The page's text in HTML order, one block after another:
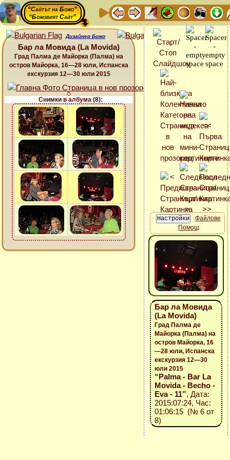
“Сайтът на Божо”
“Божовият Сайт”
Дизайнер Божо
Бар ла Мовида (La Movida)
Град Палма де Майорка (Палма) на
остров Майорка, 16—28 юли, Испанска
екскурзия 12—30 юли 2015
Снимки в албума (8):
Файлове
Помощ
Бар ла Мовида
(La Movida)
Град Палма де
Майорка (Палма) на
остров Майорка, 16
—28 юли, Испанска
екскурзия 12—30
юли 2015
“Palma - Bar La
Movida - Becho -
Eva - 11”, Дата:
2015:07:24, Час:
01:06:15 (№ 6 от
8)